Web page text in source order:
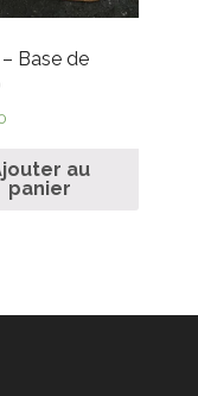
Base de
au
panier